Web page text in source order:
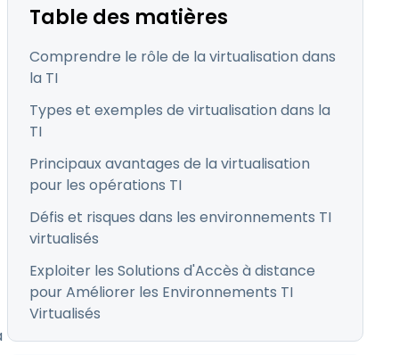
secteurs
Bahasa
Table des matières
Comprendre le rôle de la virtualisation dans
la TI
Types et exemples de virtualisation dans la
TI
Principaux avantages de la virtualisation
pour les opérations TI
Défis et risques dans les environnements TI
virtualisés
Exploiter les Solutions d'Accès à distance
pour Améliorer les Environnements TI
Virtualisés